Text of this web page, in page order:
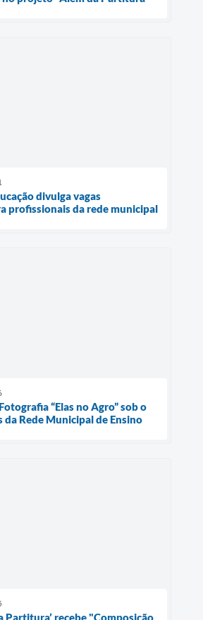
divulga vagas
profissionais da rede municipal
“Elas no Agro” sob o
da Rede Municipal de Ensino
Partitura’ recebe "Composição